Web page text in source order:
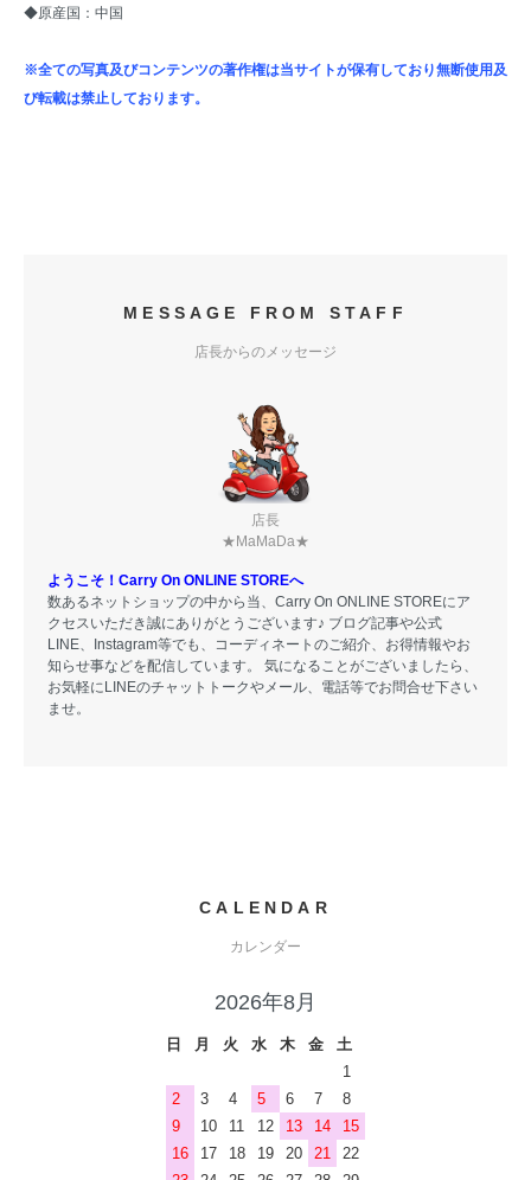
◆原産国：中国
※全ての写真及びコンテンツの著作権は当サイトが保有しており無断使用及
び転載は禁止しております。
MESSAGE FROM STAFF
店長からのメッセージ
店長
★MaMaDa★
ようこそ！Carry On ONLINE STOREへ
数あるネットショップの中から当、Carry On ONLINE STOREにア
クセスいただき誠にありがとうございます♪ ブログ記事や公式
LINE、Instagram等でも、コーディネートのご紹介、お得情報やお
知らせ事などを配信しています。 気になることがございましたら、
お気軽にLINEのチャットトークやメール、電話等でお問合せ下さい
ませ。
CALENDAR
カレンダー
2026年8月
日 月 火 水 木 金
土
1
2
3 4 5 6 7
8
9
10 11 12 13 14
15
16
17 18 19 20 21
22